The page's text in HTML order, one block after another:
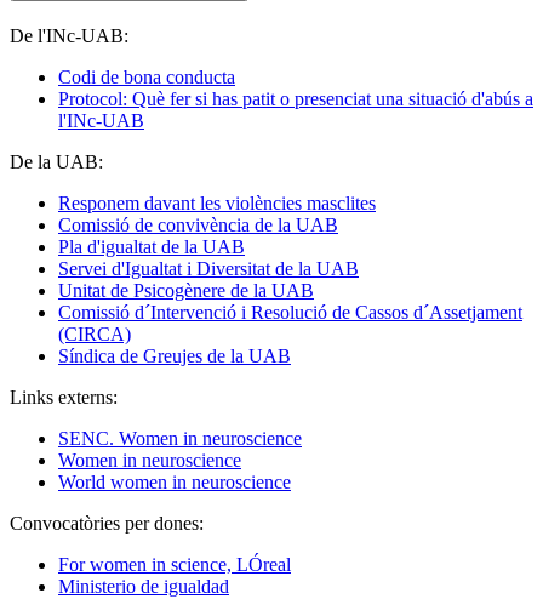
De l'INc-UAB:
Codi de bona conducta
Protocol: Què fer si has patit o presenciat una situació d'abús a
l'INc-UAB
De la UAB:
Responem davant les violències masclites
Comissió de convivència de la UAB
Pla d'igualtat de la UAB
Servei d'Igualtat i Diversitat de la UAB
Unitat de Psicogènere de la UAB
Comissió d´Intervenció i Resolució de Cassos d´Assetjament
(CIRCA)
Síndica de Greujes de la UAB
Links externs:
SENC. Women in neuroscience
Women in neuroscience
World women in neuroscience
Convocatòries per dones:
For women in science, LÓreal
Ministerio de igualdad